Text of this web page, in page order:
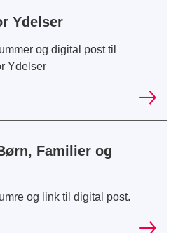
Ydelser
og digital post til
Ydelser
Familier og
og link til digital post.